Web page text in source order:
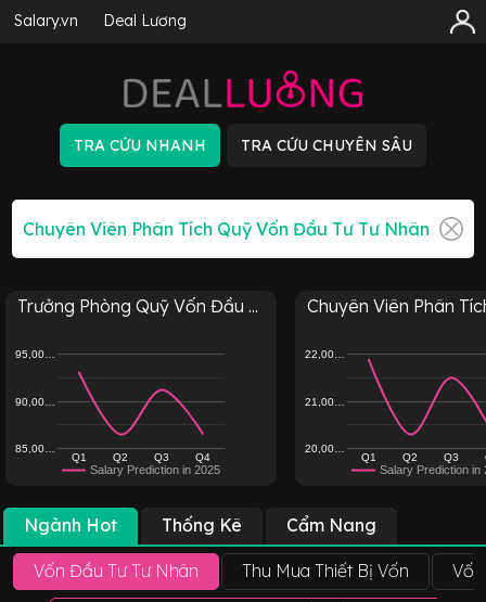
Salary.vn Deal Lương
Trưởng Phòng Quỹ Vốn Đầu ...
Salary Prediction in 2025
Q1 Q2 Q3 Q4
85,00…
90,00…
95,00…
Chuyên Viên Phân
Salary Prediction in
Q1 Q2 Q3
20,00…
21,00…
22,00…
Ngành Hot Thống Kê Cẩm Nang
Vốn Đầu Tư Tư Nhân Thu Mua Thiết Bị Vốn